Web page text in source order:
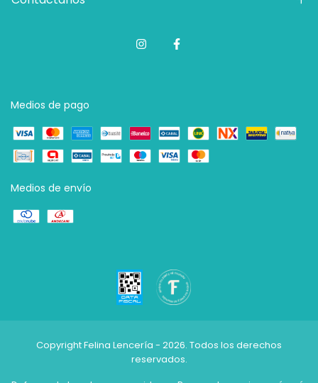
Medios de pago
Medios de envío
Copyright Felina Lencería - 2026. Todos los derechos
reservados.